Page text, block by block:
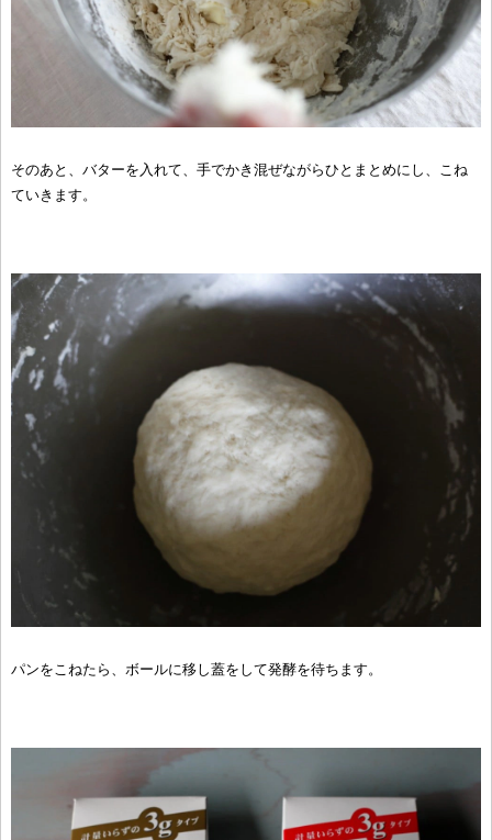
そのあと、バターを入れて、手でかき混ぜながらひとまとめにし、こね
ていきます。
パンをこねたら、ボールに移し蓋をして発酵を待ちます。